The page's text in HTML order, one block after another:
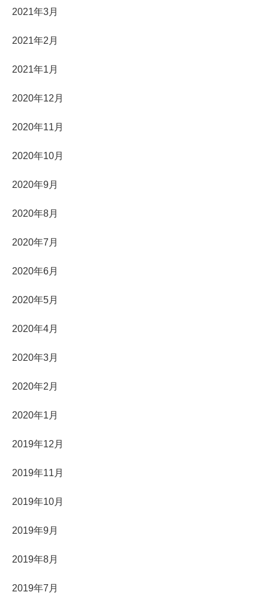
2021年3月
2021年2月
2021年1月
2020年12月
2020年11月
2020年10月
2020年9月
2020年8月
2020年7月
2020年6月
2020年5月
2020年4月
2020年3月
2020年2月
2020年1月
2019年12月
2019年11月
2019年10月
2019年9月
2019年8月
2019年7月